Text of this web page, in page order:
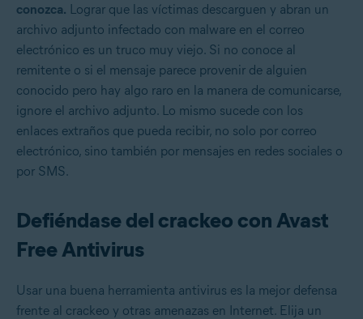
conozca. Lograr que las víctimas descarguen y abran un
archivo adjunto infectado con malware en el correo
electrónico es un truco muy viejo. Si no conoce al
remitente o si el mensaje parece provenir de alguien
conocido pero hay algo raro en la manera de comunicarse,
ignore el archivo adjunto. Lo mismo sucede con los
enlaces extraños que pueda recibir, no solo por correo
electrónico, sino también por mensajes en redes sociales o
por SMS.
Defiéndase del crackeo con Avast
Free Antivirus
Usar una buena herramienta antivirus es la mejor defensa
frente al crackeo y otras amenazas en Internet. Elija un